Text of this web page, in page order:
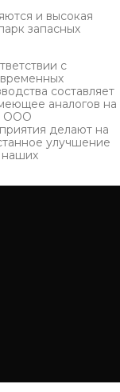
и высокая
запасных
с
составляет
аналогов на
ООО
делают на
улучшение
наших